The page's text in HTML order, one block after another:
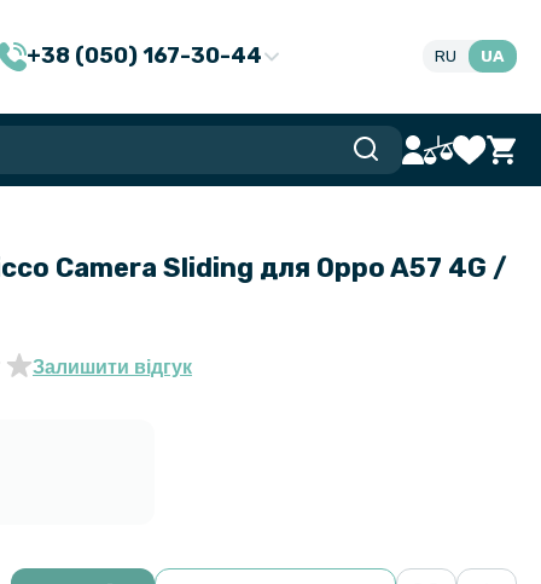
+38 (050) 167-30-44 RU UA
Camera Sliding для Oppo A57 4G /
Залишити відгук